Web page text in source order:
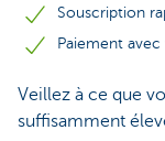
Souscription
Paiement
Veillez à ce que
suffisamment